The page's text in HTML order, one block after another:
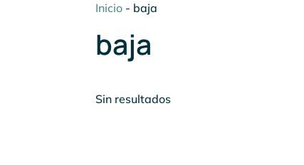
Inicio - baja
baja
Sin resultados